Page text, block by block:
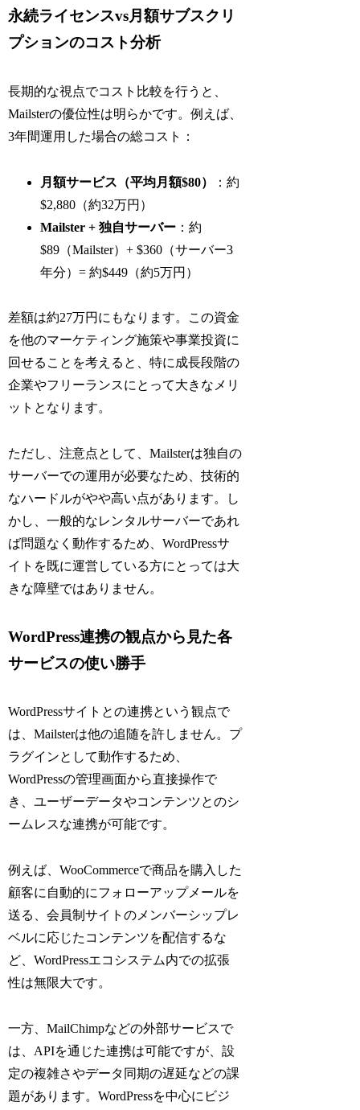
永続ライセンスvs月額サブスクリ
プションのコスト分析
長期的な視点でコスト比較を行うと、
Mailsterの優位性は明らかです。例えば、
3年間運用した場合の総コスト：
月額サービス（平均月額$80）
：約
$2,880（約32万円）
Mailster + 独自サーバー ：約
$89（Mailster）+ $360（サーバー3
年分）= 約$449（約5万円）
差額は約27万円にもなります。この資金
を他のマーケティング施策や事業投資に
回せることを考えると、特に成長段階の
企業やフリーランスにとって大きなメリ
ットとなります。
ただし、注意点として、Mailsterは独自の
サーバーでの運用が必要なため、技術的
なハードルがやや高い点があります。し
かし、一般的なレンタルサーバーであれ
ば問題なく動作するため、WordPressサ
イトを既に運営している方にとっては大
きな障壁ではありません。
WordPress連携の観点から見た各
サービスの使い勝手
WordPressサイトとの連携という観点で
は、Mailsterは他の追随を許しません。プ
ラグインとして動作するため、
WordPressの管理画面から直接操作で
き、ユーザーデータやコンテンツとのシ
ームレスな連携が可能です。
例えば、WooCommerceで商品を購入した
顧客に自動的にフォローアップメールを
送る、会員制サイトのメンバーシップレ
ベルに応じたコンテンツを配信するな
ど、WordPressエコシステム内での拡張
性は無限大です。
一方、MailChimpなどの外部サービスで
は、APIを通じた連携は可能ですが、設
定の複雑さやデータ同期の遅延などの課
題があります。WordPressを中心にビジ